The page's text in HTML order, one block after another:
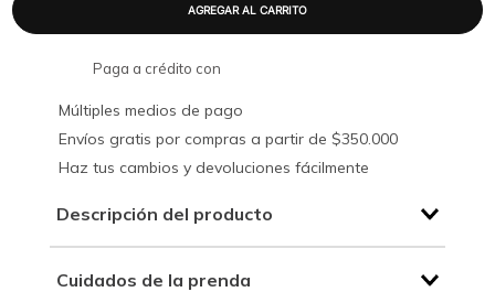
Paga a crédito con
Múltiples medios de pago
Envíos gratis por compras a partir de $350.000
Haz tus cambios y devoluciones fácilmente
Descripción del producto
Cuidados de la prenda